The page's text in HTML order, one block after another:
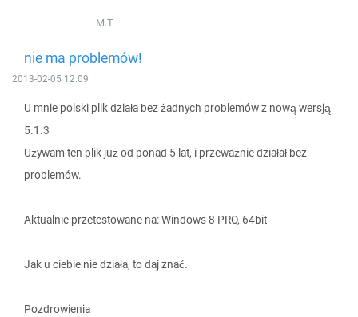
M.T
nie ma problemów!
2013-02-05 12:09
U mnie polski plik działa bez żadnych problemów z nową wersją
5.1.3
Używam ten plik już od ponad 5 lat, i przeważnie działał bez
problemów.
Aktualnie przetestowane na: Windows 8 PRO, 64bit
Jak u ciebie nie działa, to daj znać.
Pozdrowienia